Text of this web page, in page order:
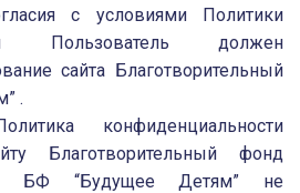
с условиями Политики
Пользователь должен
сайта Благотворительный
.
конфиденциальности
Благотворительный фонд
БФ “Будущее Детям” не